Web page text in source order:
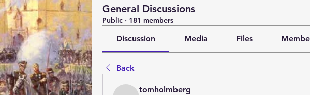
General Discussions
Public · 181 members
Discussion Media Files
Back
tomholmberg